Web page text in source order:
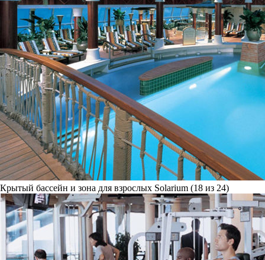
Крытый бассейн и зона для взрослых Solarium (18 из 24)